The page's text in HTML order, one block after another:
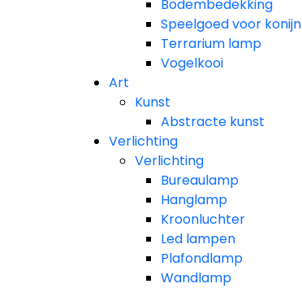
Bodembedekking
Speelgoed voor konijn
Terrarium lamp
Vogelkooi
Art
Kunst
Abstracte kunst
Verlichting
Verlichting
Bureaulamp
Hanglamp
Kroonluchter
Led lampen
Plafondlamp
Wandlamp